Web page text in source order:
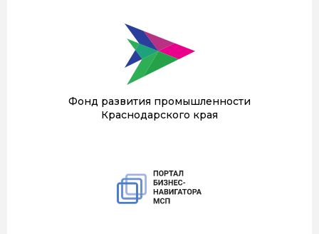
Фонд развития промышленности
Краснодарского края